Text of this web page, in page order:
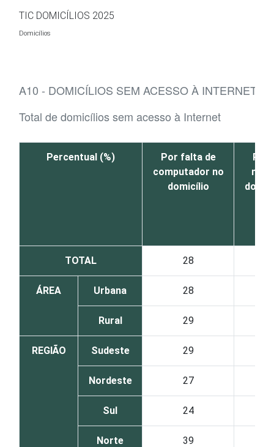
Ir para o conteúdo
TIC DOMICÍLIOS 2025
Domicílios
A10 - DOMICÍLIOS SEM ACESSO À INTERNET,
Total de domicílios sem acesso à Internet
Percentual (%)
Por falta de
computador no
domicílio
Por
dos
TOTAL 28
ÁREA Urbana 28
Rural 29
REGIÃO Sudeste 29
Nordeste 27
Sul 24
Norte 39